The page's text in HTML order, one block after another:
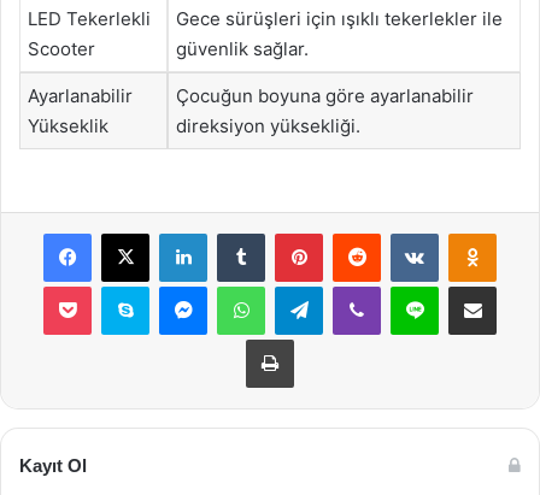
LED Tekerlekli
Scooter
Gece sürüşleri için ışıklı tekerlekler ile
güvenlik sağlar.
Ayarlanabilir
Yükseklik
Çocuğun boyuna göre ayarlanabilir
direksiyon yüksekliği.
Facebook
X LinkedInTumblr PinterestReddit VKontakte
Pocket Skype MessengerWhatsAppTelegramViber Line E-Posta ile
Yazdır
Kayıt Ol